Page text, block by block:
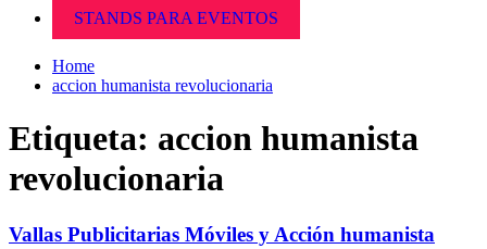
STANDS PARA EVENTOS
Home
accion humanista revolucionaria
Etiqueta: accion humanista
revolucionaria
Vallas Publicitarias Móviles y Acción humanista